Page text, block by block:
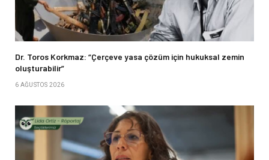
Dr. Toros Korkmaz: “Çerçeve yasa çözüm için hukuksal zemin
oluşturabilir”
6 AĞUSTOS 2026